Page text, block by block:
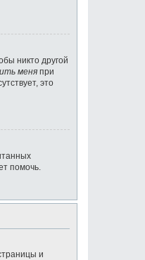
никто другой
меня при
это
помочь.
и